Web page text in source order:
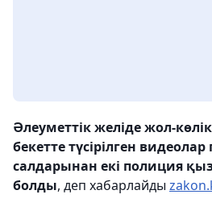
Әлеуметтік желіде жол-
бекетте түсірілген
салдарынан екі полиция
болды, деп хабарлайды